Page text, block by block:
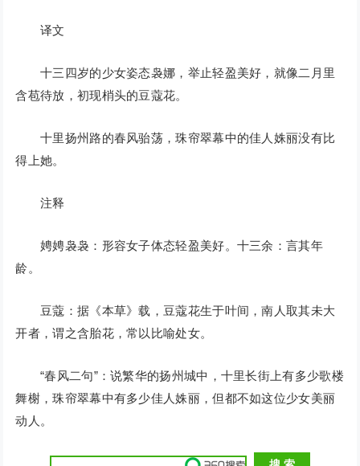
译文
十三四岁的少女姿态袅娜，举止轻盈美好，就像二月里
含苞待放，初现梢头的豆蔻花。
十里扬州路的春风骀荡，珠帘翠幕中的佳人姝丽没有比
得上她。
注释
娉娉袅袅：形容女子体态轻盈美好。十三余：言其年
龄。
豆蔻：据《本草》载，豆蔻花生于叶间，南人取其未大
开者，谓之含胎花，常以比喻处女。
“春风二句”：说繁华的扬州城中，十里长街上有多少歌楼
舞榭，珠帘翠幕中有多少佳人姝丽，但都不如这位少女美丽
动人。